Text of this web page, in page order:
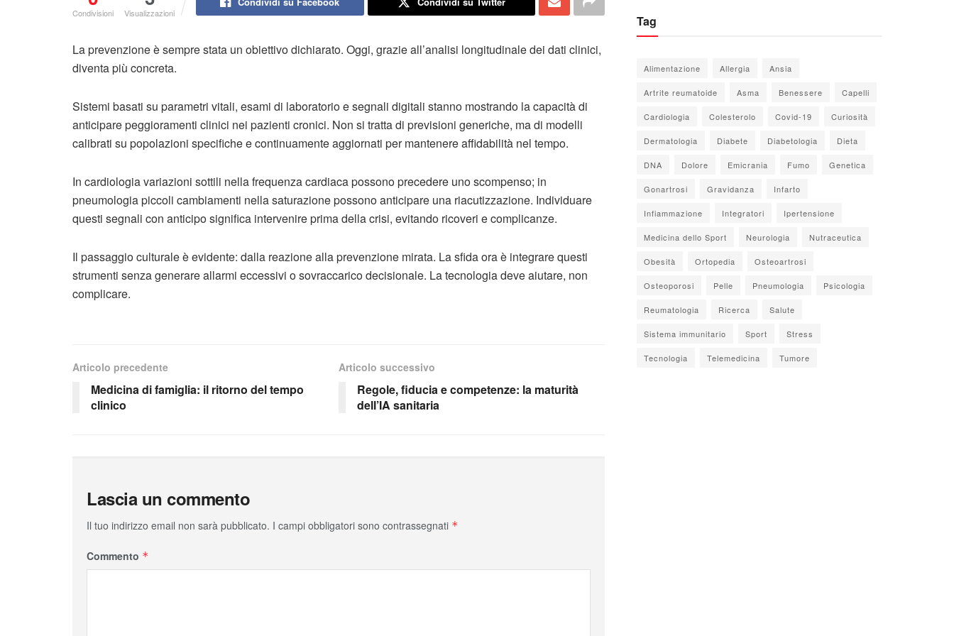
Condivisioni Visualizzazioni
La prevenzione è sempre stata un obiettivo dichiarato. Oggi, grazie all’analisi longitudinale dei dati clinici,
diventa più concreta.
Sistemi basati su parametri vitali, esami di laboratorio e segnali digitali stanno mostrando la capacità di
anticipare peggioramenti clinici nei pazienti cronici. Non si tratta di previsioni generiche, ma di modelli
calibrati su popolazioni specifiche e continuamente aggiornati per mantenere affidabilità nel tempo.
In cardiologia variazioni sottili nella frequenza cardiaca possono precedere uno scompenso; in
pneumologia piccoli cambiamenti nella saturazione possono anticipare una riacutizzazione. Individuare
questi segnali con anticipo significa intervenire prima della crisi, evitando ricoveri e complicanze.
Il passaggio culturale è evidente: dalla reazione alla prevenzione mirata. La sfida ora è integrare questi
strumenti senza generare allarmi eccessivi o sovraccarico decisionale. La tecnologia deve aiutare, non
complicare.
Articolo precedente
Medicina di famiglia: il ritorno del tempo
clinico
Articolo successivo
Regole, fiducia e competenze: la maturità
dell’IA sanitaria
Lascia un commento
Il tuo indirizzo email non sarà pubblicato. I campi obbligatori sono contrassegnati *
Commento *
Tag
Alimentazione Allergia Ansia
Artrite reumatoide Asma Benessere Capelli
Cardiologia Colesterolo Covid-19 Curiosità
Dermatologia Diabete Diabetologia Dieta
DNA Dolore Emicrania Fumo Genetica
Gonartrosi Gravidanza Infarto
Infiammazione Integratori Ipertensione
Medicina dello Sport Neurologia Nutraceutica
Obesità Ortopedia Osteoartrosi
Osteoporosi Pelle Pneumologia Psicologia
Reumatologia Ricerca Salute
Sistema immunitario Sport Stress
Tecnologia Telemedicina Tumore